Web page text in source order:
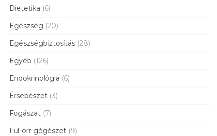
Dietetika (6)
Egészség (20)
Egészségbiztosítás (28)
Egyéb (126)
Endokrinológia (6)
Érsebészet (3)
Fogászat (7)
Fül-orr-gégészet (9)